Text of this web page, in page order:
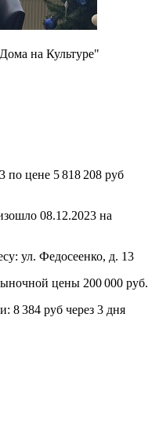
на Культуре"
по цене 5 818 208 руб
08.12.2023 на
ул. Федосеенко, д. 13
цены 200 000 руб.
8 384 руб через 3 дня